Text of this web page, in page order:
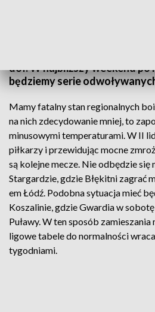
dół. W najbliższy weekend
będziemy serie
Mamy fatalny stan regionalnych
na nich zdecydowanie mniej, to
minusowymi temperaturami. W II
piłkarzy i przewidując mocne
są kolejne mecze. Nie odbędzie się
Stargardzie, gdzie Błękitni zagrać
em Łódź. Podobna sytuacja mieć
Koszalinie, gdzie Gwardia w sobotę
Puławy. W ten sposób
ligowe tabele do normalności
tygodniami.